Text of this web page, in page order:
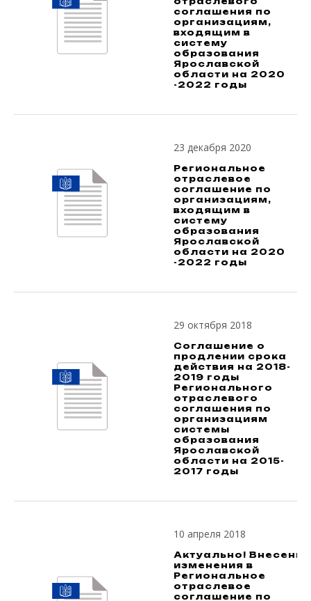
соглашения по
организациям,
входящим в
систему
образования
Ярославской
области на 2020
-2022 годы
23 декабря 2020
Региональное
отраслевое
соглашение по
организациям,
входящим в
систему
образования
Ярославской
области на 2020
-2022 годы
29 октября 2018
Соглашение о
продлении срока
действия на 2018-
2019 годы
Регионального
отраслевого
соглашения по
организациям
системы
образования
Ярославской
области на 2015-
2017 годы
10 апреля 2018
Актуально! Внесены
изменения в
Региональное
отраслевое
соглашение по